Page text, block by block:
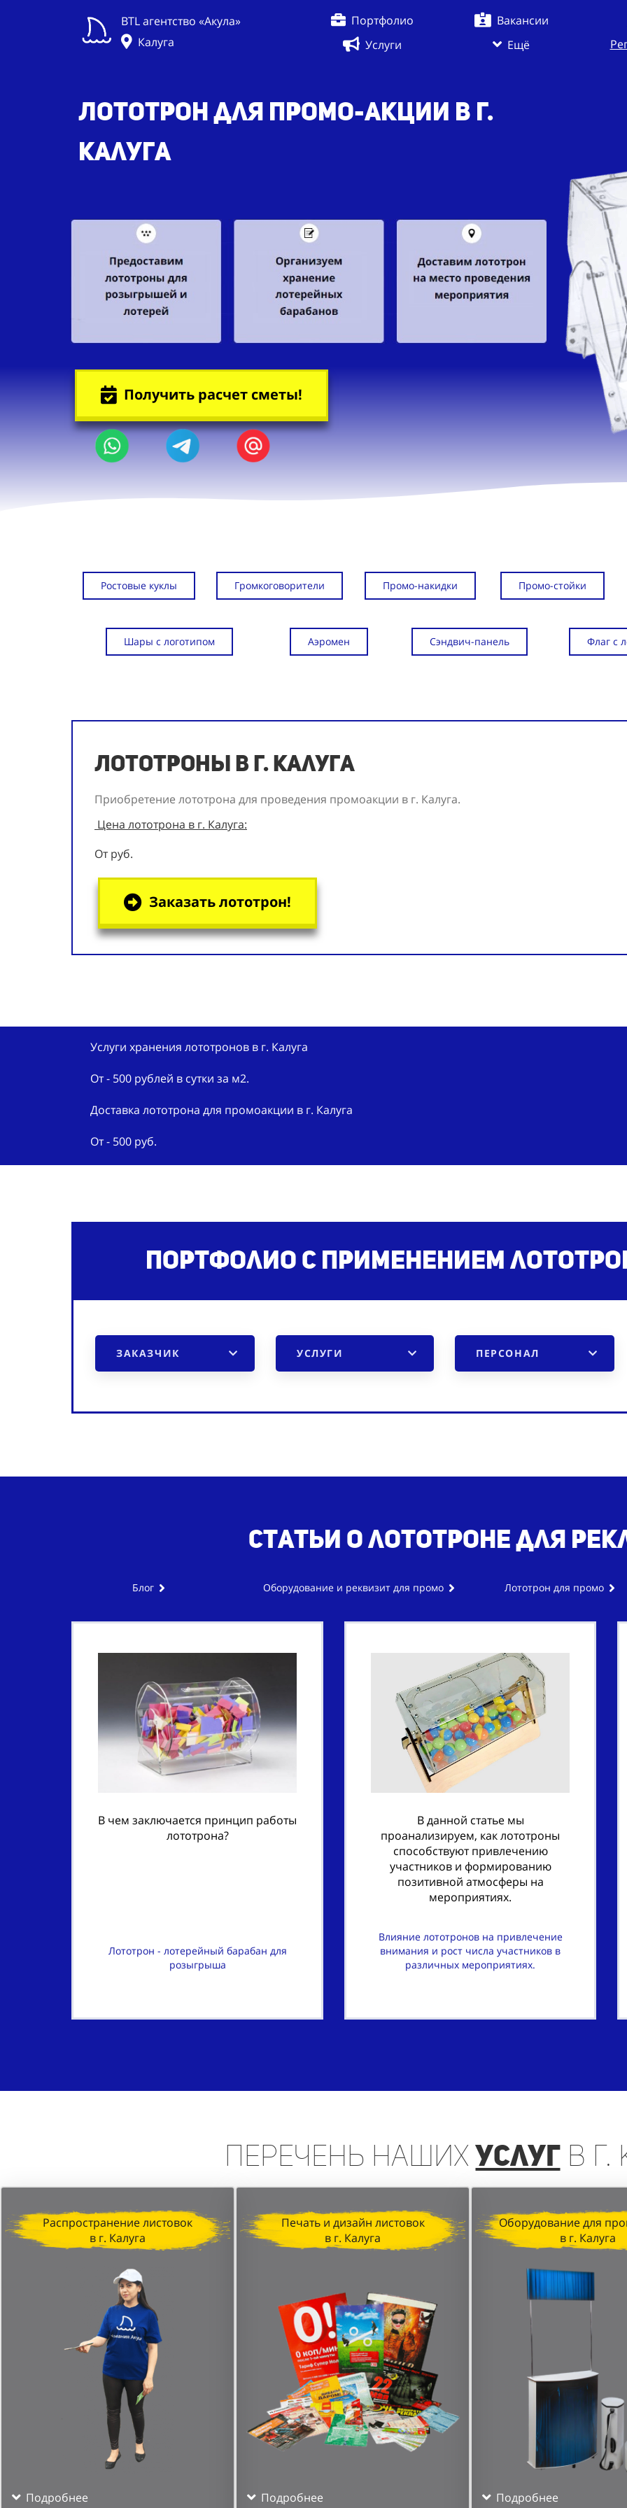
BTL агентство «Акула»
Калуга
Портфолио
Вакансии
Услуги
Ещё
Лототрон для промо-акции в г.
Калуга
Получить расчет сметы!
Ростовые куклы Громкоговорители Промо-накидки Промо-стойки
Шары с логотипом Аэромен Сэндвич-панель Флаг с
Лототроны в г. Калуга
Приобретение лототрона для проведения промоакции в г. Калуга.
Цена лототрона в г. Калуга:
От руб.
Заказать лототрон!
Услуги хранения лототронов в г. Калуга
От - 500 рублей в сутки за м2.
Доставка лототрона для промоакции в г. Калуга
От - 500 руб.
Портфолио с применением
ЗАКАЗЧИК УСЛУГИ ПЕРСОНАЛ
Статьи о лототроне для
Блог Оборудование и реквизит для промо Лототрон для промо
В чем заключается принцип работы
лототрона?
Лототрон - лотерейный барабан для
розыгрыша
В данной статье мы
проанализируем, как лототроны
способствуют привлечению
участников и формированию
позитивной атмосферы на
мероприятиях.
Влияние лототронов на привлечение
внимания и рост числа участников в
различных мероприятиях.
Перечень нашихуслугв г.
Распространение листовок
в г. Калуга
Подробнее
Печать и дизайн листовок
в г. Калуга
Подробнее
Оборудование для
в г. Калуга
Подробнее